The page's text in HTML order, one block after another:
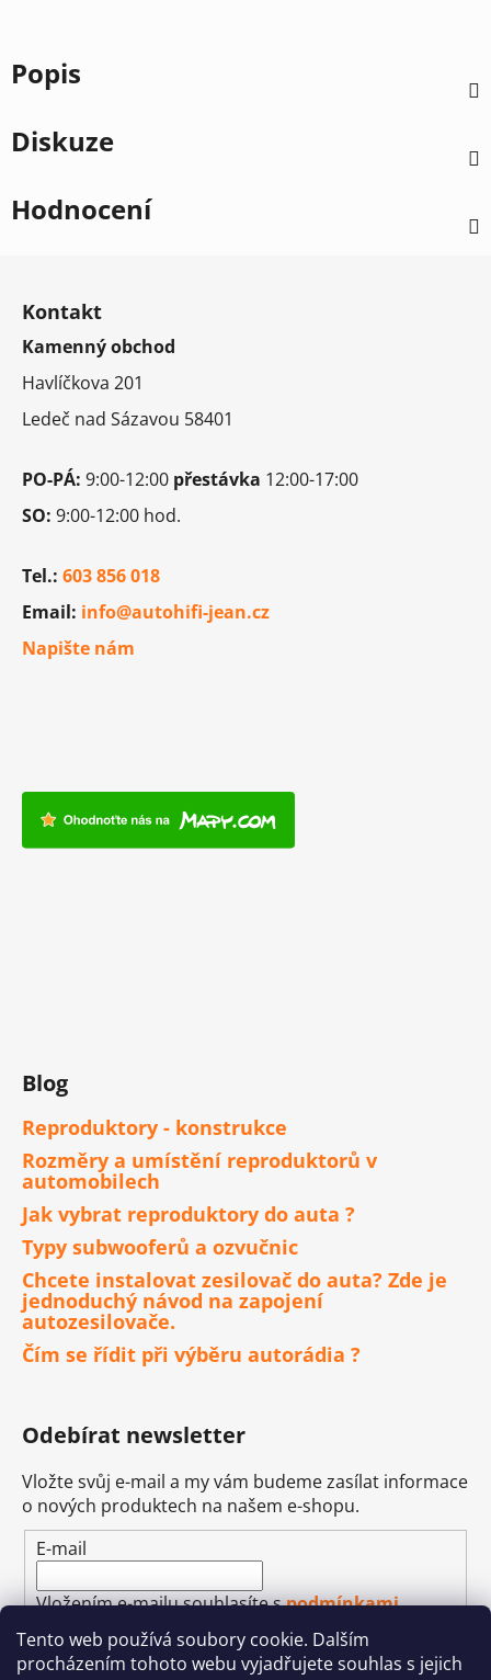
Tento web používá soubory cookie. Dalším
procházením tohoto webu vyjadřujete souhlas s jejich
Popis
Diskuze
Hodnocení
Kontakt
Kamenný obchod
Havlíčkova 201
Ledeč nad Sázavou 58401
PO-PÁ: 9:00-12:00 přestávka 12:00-17:00
SO: 9:00-12:00 hod.
Tel.: 603 856 018
Email: info@autohifi-jean.cz
Napište nám
Blog
Reproduktory - konstrukce
Rozměry a umístění reproduktorů v
automobilech
Jak vybrat reproduktory do auta ?
Typy subwooferů a ozvučnic
Chcete instalovat zesilovač do auta? Zde je
jednoduchý návod na zapojení
autozesilovače.
Čím se řídit při výběru autorádia ?
Odebírat newsletter
Vložte svůj e-mail a my vám budeme zasílat informace
o nových produktech na našem e-shopu.
E-mail
Vložením e-mailu souhlasíte spodmínkami
ochrany osobních údajů